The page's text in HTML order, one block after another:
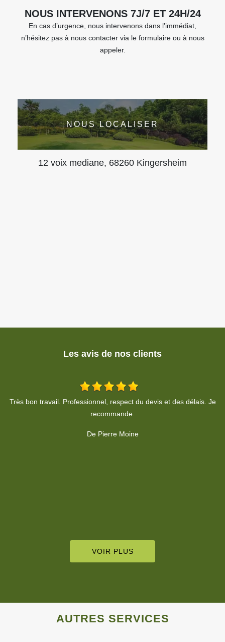
NOUS INTERVENONS 7J/7 ET 24H/24
En cas d’urgence, nous intervenons dans l’immédiat,
n’hésitez pas à nous contacter via le formulaire ou à nous
appeler.
NOUS LOCALISER
12 voix mediane, 68260 Kingersheim
Les avis de nos clients
De Sandy Lama
VOIR PLUS
AUTRES SERVICES